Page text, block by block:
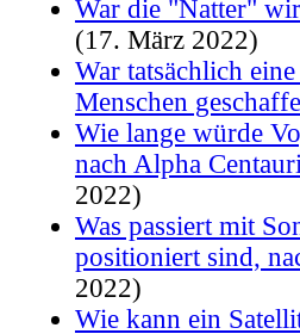
War die "Natter"
(17. März 2022)
War tatsächlich
Menschen
Wie lange würde
nach Alpha
2022)
Was passiert mit
positioniert sind,
2022)
Wie kann ein